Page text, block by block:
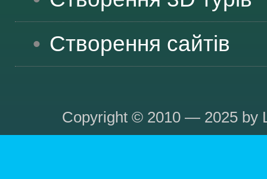
Створення сайтів
Copyright © 2010 — 2025 by